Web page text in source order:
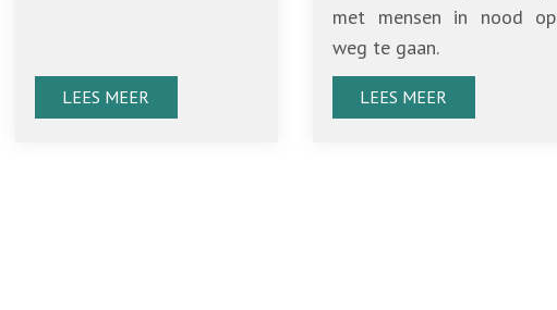
LEES MEER
met mensen in nood op
weg te gaan.
LEES MEER